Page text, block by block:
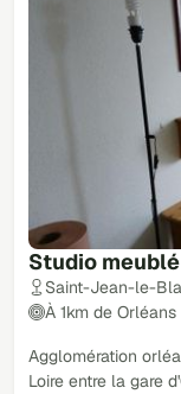
Studio
Saint-Jean-le-
À 1km de Orléans
Agglomération
Loire entre la gare